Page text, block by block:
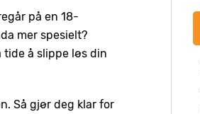
på en 18-
mer spesielt?
tide å slippe løs din
Så gjør deg klar for